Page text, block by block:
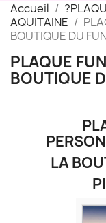
Accueil
AQUITAINE
BOUTIQUE DU
PLAQUE
BOUTIQUE
LA